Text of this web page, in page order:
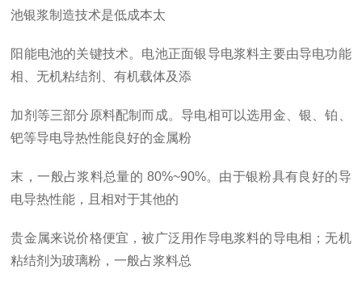
池银浆制造技术是低成本太
阳能电池的关键技术。电池正面银导电浆料主要由导电功能
相、无机粘结剂、有机载体及添
加剂等三部分原料配制而成。导电相可以选用金、银、铂、
钯等导电导热性能良好的金属粉
末，一般占浆料总量的 80%~90%。由于银粉具有良好的导
电导热性能，且相对于其他的
贵金属来说价格便宜，被广泛用作导电浆料的导电相；无机
粘结剂为玻璃粉，一般占浆料总